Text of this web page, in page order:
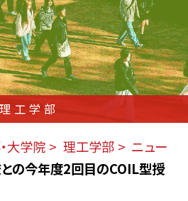
理工学部
大学院 理工学部
ニュー
の今年度2回目のCOIL型授